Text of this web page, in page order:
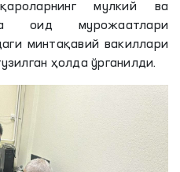
мулкий ва
оид мурожаатлари
минтақавий вакиллари
ҳолда ўрганилди.